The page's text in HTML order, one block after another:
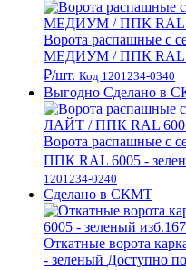
Ворота распашные с
МЕДИУМ / ППК RAL
₽/шт. Код 1201234-0340
Выгодно Сделано в
Ворота распашные с
ППК RAL 6005 -
1201234-0240
Сделано в СКМТ
Откатные ворота
- зеленый Доступно